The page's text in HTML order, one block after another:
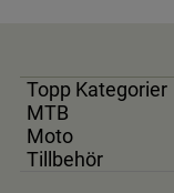
Topp Kategorier
MTB
Moto
Tillbehör